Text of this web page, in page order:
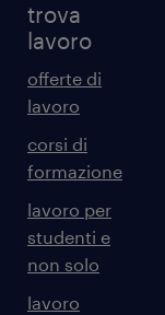
trova
lavoro
offerte di
lavoro
corsi di
formazione
lavoro per
studenti e
non solo
lavoro